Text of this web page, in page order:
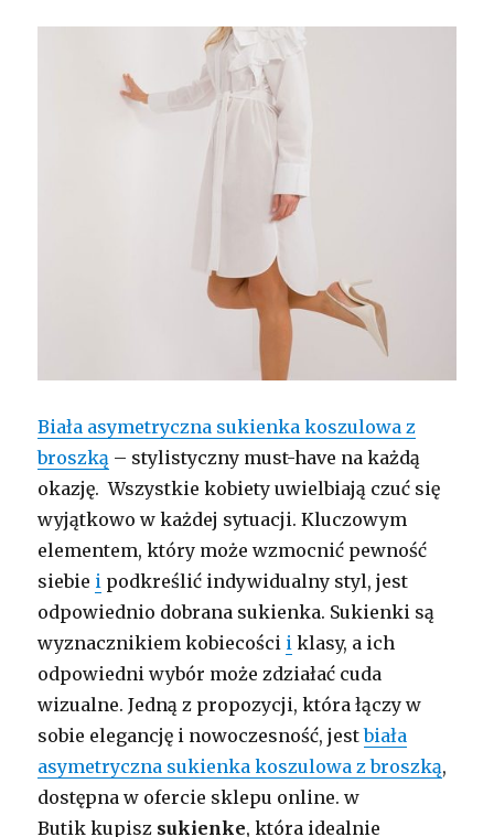
Biała asymetryczna sukienka koszulowa z
broszką – stylistyczny must-have na każdą
okazję. Wszystkie kobiety uwielbiają czuć się
wyjątkowo w każdej sytuacji. Kluczowym
elementem, który może wzmocnić pewność
siebie i podkreślić indywidualny styl, jest
odpowiednio dobrana sukienka. Sukienki są
wyznacznikiem kobiecości i klasy, a ich
odpowiedni wybór może zdziałać cuda
wizualne. Jedną z propozycji, która łączy w
sobie elegancję i nowoczesność, jestbiała
asymetryczna sukienka koszulowa z broszką,
dostępna w ofercie sklepu online. w
Butik kupisz sukienke, która idealnie